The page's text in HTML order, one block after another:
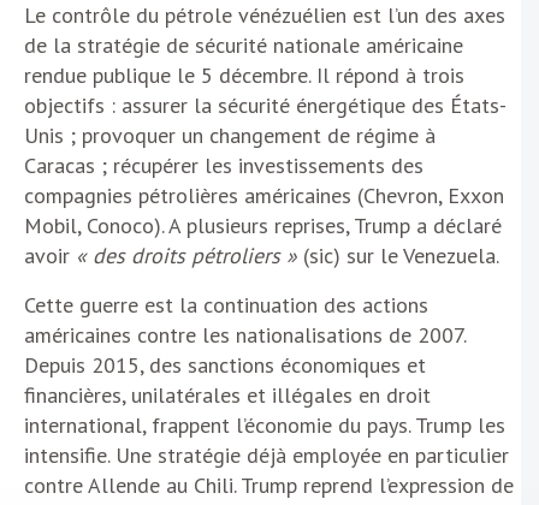
Le contrôle du pétrole vénézuélien est l’un des axes
de la stratégie de sécurité nationale américaine
rendue publique le 5 décembre. Il répond à trois
objectifs : assurer la sécurité énergétique des États-
Unis ; provoquer un changement de régime à
Caracas ; récupérer les investissements des
compagnies pétrolières américaines (Chevron, Exxon
Mobil, Conoco). A plusieurs reprises, Trump a déclaré
avoir « des droits pétroliers » (sic) sur le Venezuela.
Cette guerre est la continuation des actions
américaines contre les nationalisations de 2007.
Depuis 2015, des sanctions économiques et
financières, unilatérales et illégales en droit
international, frappent l’économie du pays. Trump les
intensifie. Une stratégie déjà employée en particulier
contre Allende au Chili. Trump reprend l’expression de